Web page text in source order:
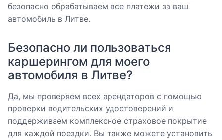
безопасно обрабатываем все платежи за ваш
автомобиль в Литве.
Безопасно ли пользоваться
каршерингом для моего
автомобиля в Литве?
Да, мы проверяем всех арендаторов с помощью
проверки водительских удостоверений и
поддерживаем комплексное страховое покрытие
для каждой поездки. Вы также можете установить